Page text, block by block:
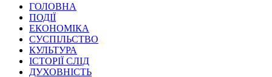
ГОЛОВНА
ПОДІЇ
ЕКОНОМІКА
СУСПІЛЬСТВО
КУЛЬТУРА
ІСТОРІЇ СЛІД
ДУХОВНІСТЬ